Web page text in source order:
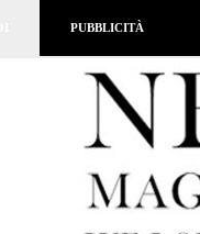
PUBBLICITÀ